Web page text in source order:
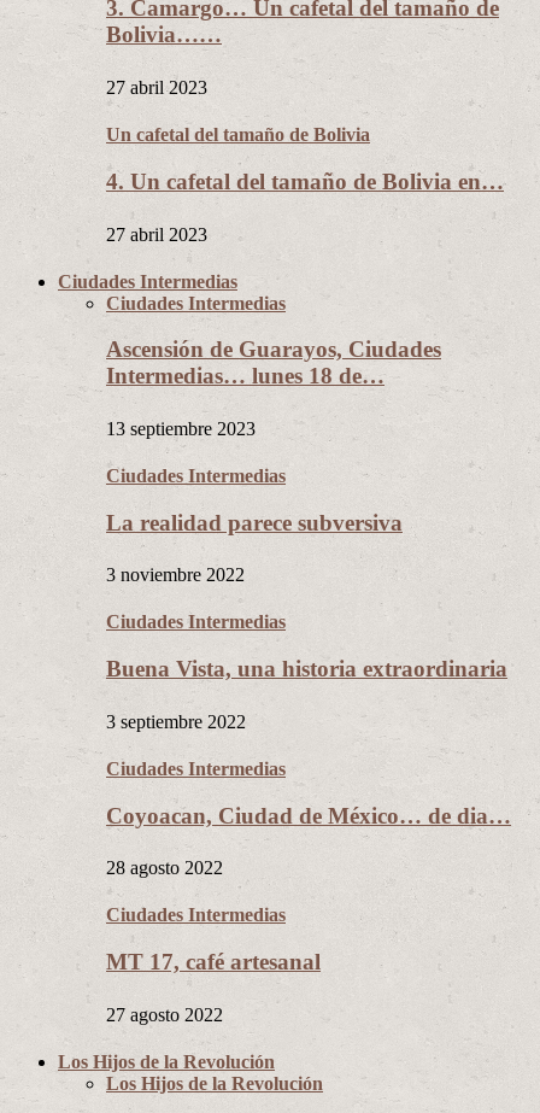
3. Camargo… Un cafetal del tamaño de
Bolivia……
27 abril 2023
Un cafetal del tamaño de Bolivia
4. Un cafetal del tamaño de Bolivia en…
27 abril 2023
Ciudades Intermedias
Ciudades Intermedias
Ascensión de Guarayos, Ciudades
Intermedias… lunes 18 de…
13 septiembre 2023
Ciudades Intermedias
La realidad parece subversiva
3 noviembre 2022
Ciudades Intermedias
Buena Vista, una historia extraordinaria
3 septiembre 2022
Ciudades Intermedias
Coyoacan, Ciudad de México… de dia…
28 agosto 2022
Ciudades Intermedias
MT 17, café artesanal
27 agosto 2022
Los Hijos de la Revolución
Los Hijos de la Revolución